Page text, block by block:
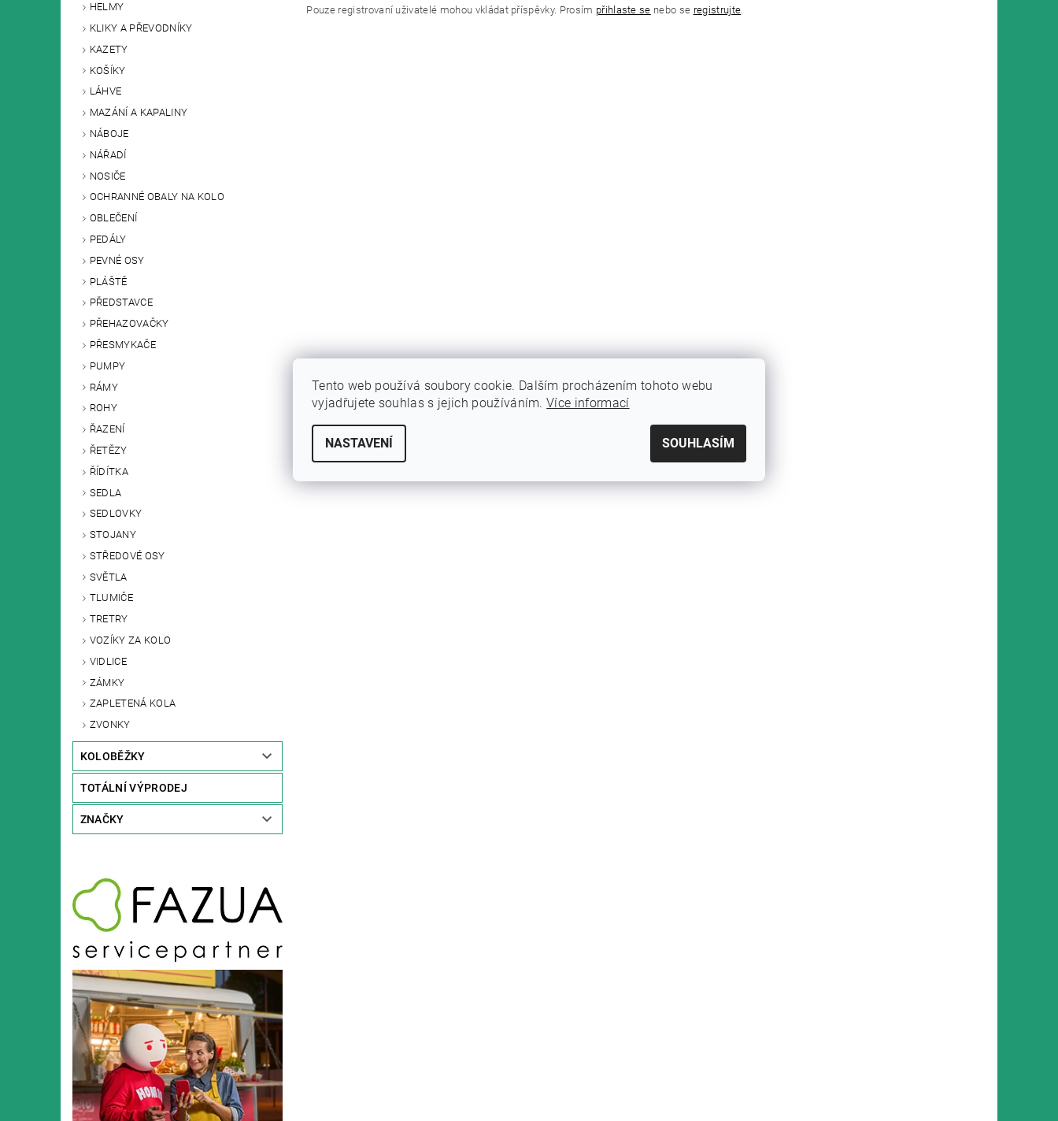
HELMY
KLIKY A PŘEVODNÍKY
KAZETY
KOŠÍKY
LÁHVE
MAZÁNÍ A KAPALINY
NÁBOJE
NÁŘADÍ
NOSIČE
OCHRANNÉ OBALY NA KOLO
OBLEČENÍ
PEDÁLY
PEVNÉ OSY
PLÁŠTĚ
PŘEDSTAVCE
PŘEHAZOVAČKY
PŘESMYKAČE
PUMPY
RÁMY
ROHY
ŘAZENÍ
ŘETĚZY
ŘÍDÍTKA
SEDLA
SEDLOVKY
STOJANY
STŘEDOVÉ OSY
SVĚTLA
TLUMIČE
TRETRY
VOZÍKY ZA KOLO
VIDLICE
ZÁMKY
ZAPLETENÁ KOLA
ZVONKY
KOLOBĚŽKY
TOTÁLNÍ VÝPRODEJ
ZNAČKY
Pouze registrovaní uživatelé mohou vkládat příspěvky. Prosím přihlaste se nebo se registrujte.
Tento web používá soubory cookie. Dalším procházením tohoto webu
vyjadřujete souhlas s jejich používáním.Více informací
NASTAVENÍ SOUHLASÍM